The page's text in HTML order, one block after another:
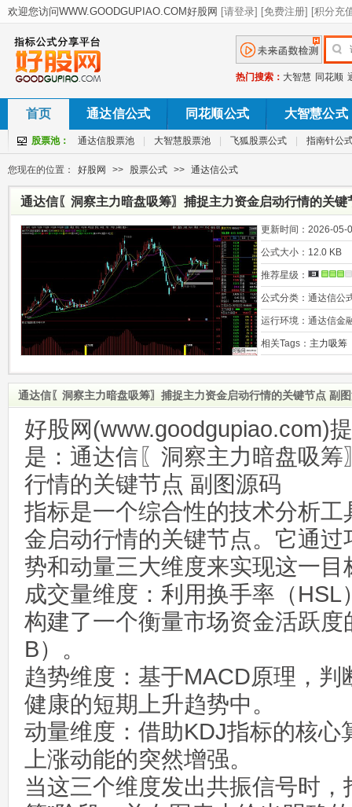
热门搜索： 大智慧 同花顺
首页 通达信公式 同花顺公式 大智慧公式
股票池： 通达信股票池 大智慧股票池 飞狐股票公式 指南针公
您现在的位置： 好股网 >> 股票公式 >> 通达信公式
通达信〖洞察主力暗盘吸筹〗捕捉主力资金启动行情的关键
更新时间： 2026-05-
公式大小： 12.0 KB
推荐星级：
公式分类： 通达信公
运行环境： 通达信金
相关Tags： 主力吸筹
通达信〖洞察主力暗盘吸筹〗捕捉主力资金启动行情的关键节点 副
好股网(www.goodgupiao.com)
是：通达信〖洞察主力暗盘吸
行情的关键节点 副图源码
指标是一个综合性的技术分析
金启动行情的关键节点。它通
势和动量三大维度来实现这一目
成交量维度：利用换手率（
构建了一个衡量市场资金活跃度
B）。
趋势维度：基于MACD原理，判
健康的短期上升趋势中。
动量维度：借助KDJ指标的核心
上涨动能的突然增强。
当这三个维度发出共振信号时，